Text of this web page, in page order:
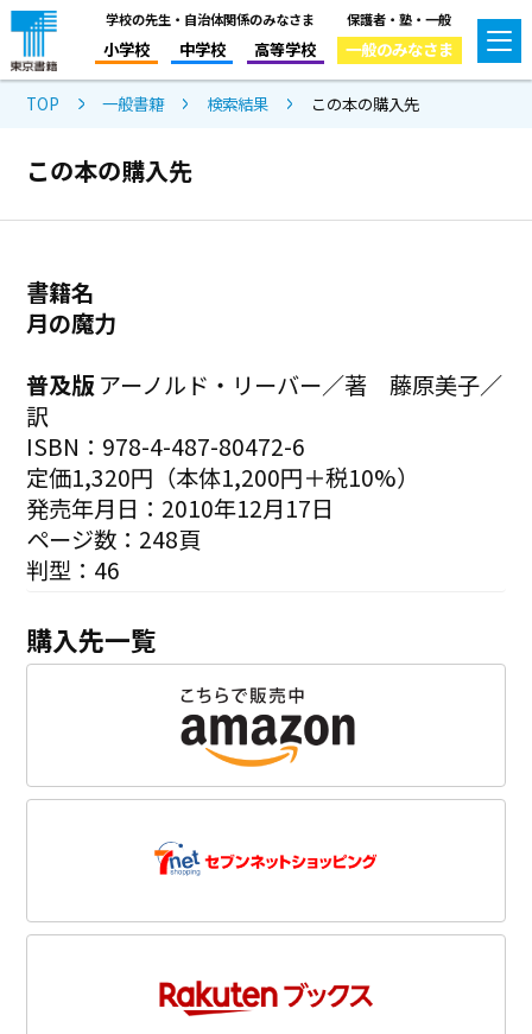
学校の先生・自治体関係のみなさま
小学校 中学校 高等学校
保護者・塾・一般
一般のみなさま
TOP 一般書籍 検索結果 この本の購入先
この本の購入先
書籍名
月の魔力
普及版 アーノルド・リーバー／著 藤原美子／
訳
ISBN：978-4-487-80472-6
定価1,320円（本体1,200円＋税10%）
発売年月日：2010年12月17日
ページ数：248頁
判型：46
購入先一覧